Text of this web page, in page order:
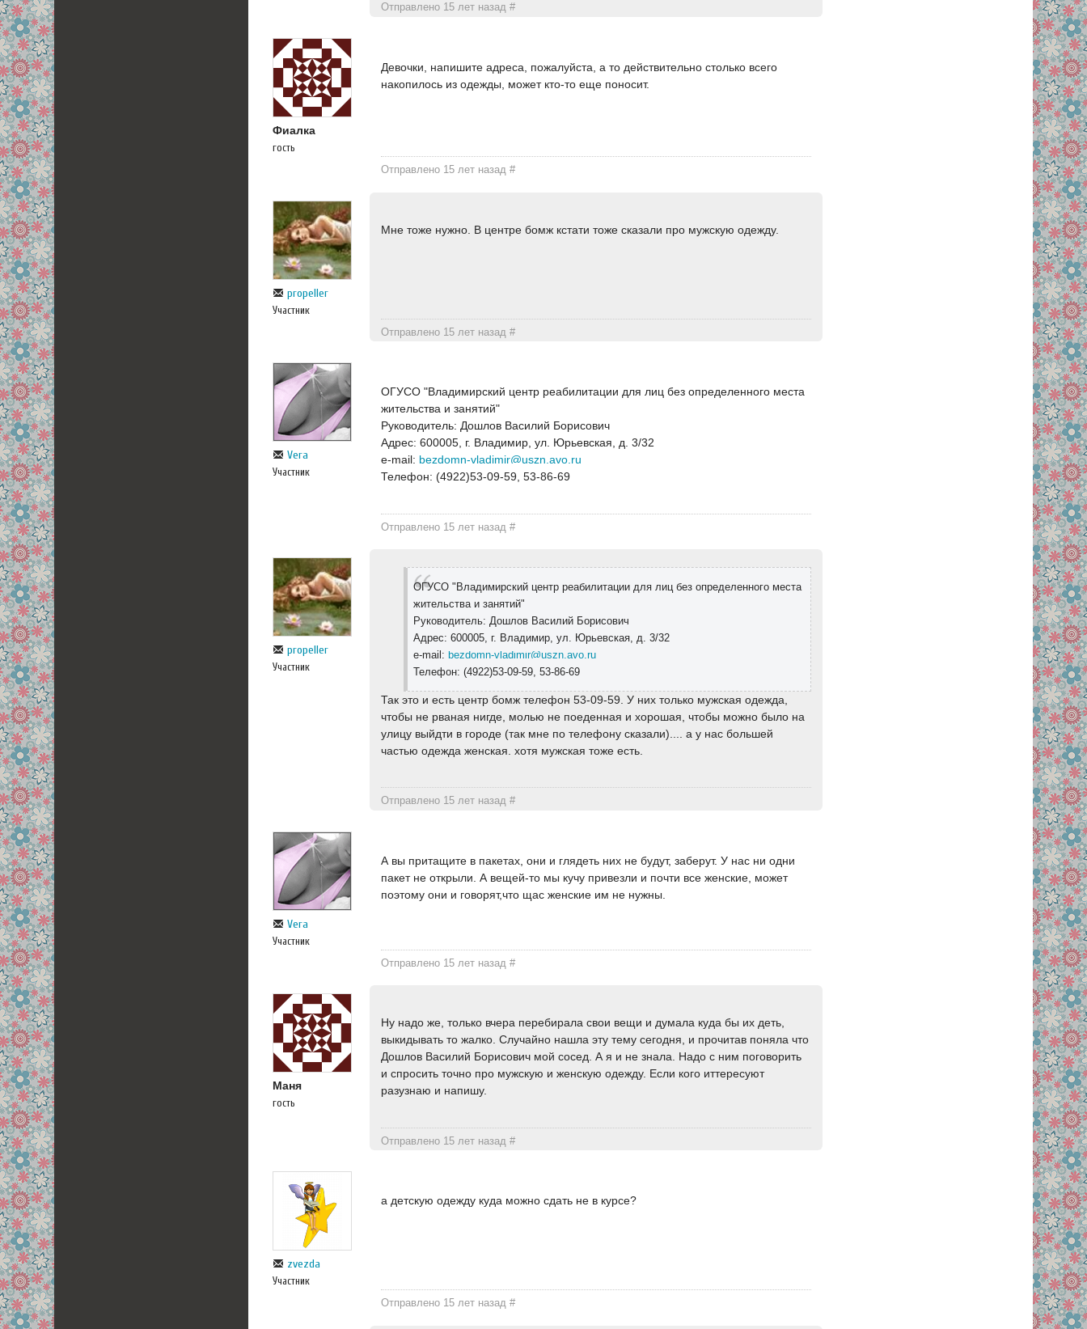
Отправлено 15 лет назад#
Фиалка
гость
Девочки, напишите адреса, пожалуйста, а то действительно столько всего
накопилось из одежды, может кто-то еще поносит.
Отправлено 15 лет назад#
propeller
Участник
Мне тоже нужно. В центре бомж кстати тоже сказали про мужскую одежду.
Отправлено 15 лет назад#
Vera
Участник
ОГУСО "Владимирский центр реабилитации для лиц без определенного места
жительства и занятий"
Руководитель: Дошлов Василий Борисович
Адрес: 600005, г. Владимир, ул. Юрьевская, д. 3/32
e-mail: bezdomn-vladimir@uszn.avo.ru
Телефон: (4922)53-09-59, 53-86-69
Отправлено 15 лет назад#
propeller
Участник
ОГУСО "Владимирский центр реабилитации для лиц без определенного места
жительства и занятий"
Руководитель: Дошлов Василий Борисович
Адрес: 600005, г. Владимир, ул. Юрьевская, д. 3/32
e-mail: bezdomn-vladimir@uszn.avo.ru
Телефон: (4922)53-09-59, 53-86-69
Так это и есть центр бомж телефон 53-09-59. У них только мужская одежда,
чтобы не рваная нигде, молью не поеденная и хорошая, чтобы можно было на
улицу выйдти в городе (так мне по телефону сказали).... а у нас большей
частью одежда женская. хотя мужская тоже есть.
Отправлено 15 лет назад#
Vera
Участник
А вы притащите в пакетах, они и глядеть них не будут, заберут. У нас ни одни
пакет не открыли. А вещей-то мы кучу привезли и почти все женские, может
поэтому они и говорят,что щас женские им не нужны.
Отправлено 15 лет назад#
Маня
гость
Ну надо же, только вчера перебирала свои вещи и думала куда бы их деть,
выкидывать то жалко. Случайно нашла эту тему сегодня, и прочитав поняла что
Дошлов Василий Борисович мой сосед. А я и не знала. Надо с ним поговорить
и спросить точно про мужскую и женскую одежду. Если кого иттересуют
разузнаю и напишу.
Отправлено 15 лет назад#
zvezda
Участник
а детскую одежду куда можно сдать не в курсе?
Отправлено 15 лет назад#